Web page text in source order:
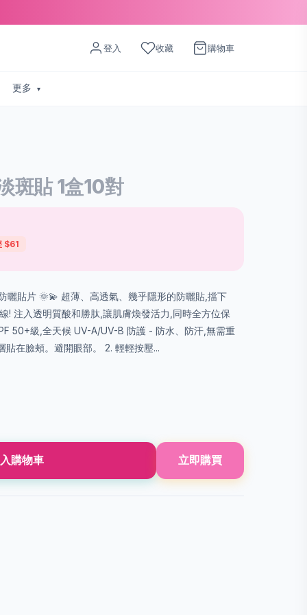
登入 收藏 購物車
更多
斑貼 1盒10對
$61
曬貼片 🌞💫 超薄、高透氣、幾乎隱形的防曬貼,擋下
! 注入透明質酸和勝肽,讓肌膚煥發活力,同時全方位保
50+級,全天候 UV-A/UV-B 防護 - 防水、防汗,無需重
貼在臉頰。避開眼部。 2. 輕輕按壓...
購物車 立即購買